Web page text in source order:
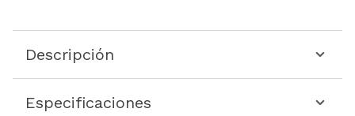
Descripción
Especificaciones